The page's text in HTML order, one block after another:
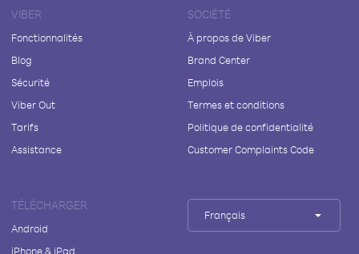
VIBER
Fonctionnalités
Blog
Sécurité
Viber Out
Tarifs
Assistance
SOCIÉTÉ
À propos de Viber
Brand Center
Emplois
Termes et conditions
Politique de confidentialité
Customer Complaints Code
TÉLÉCHARGER
Android
iPhone & iPad
Français